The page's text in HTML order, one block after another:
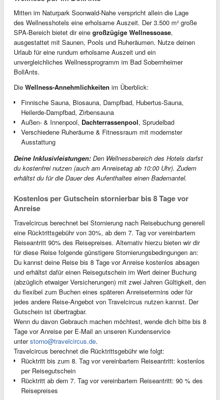
Mitten im Naturpark Soonwald-Nahe verspricht allein die Lage
des Wellnesshotels eine erholsame Auszeit. Der 3.500 m² große
SPA-Bereich bietet dir eine großzügige Wellnessoase,
ausgestattet mit Saunen, Pools und Ruheräumen. Nutze deinen
Urlaub für eine rundum erholsame Auszeit und ein
unvergleichliches Wellnessprogramm im Bad Sobernheimer
BollAnts.
Die Wellness-Annehmlichkeiten im Überblick:
Finnische Sauna, Biosauna, Dampfbad, Hubertus-Sauna,
Heilerde-Dampfbad, Zirbensauna
Außen- & Innenpool, Dachterrassenpool, Sprudelbad
Verschiedene Ruheräume & Fitnessraum mit modernster
Ausstattung
Deine Inklusivleistungen: Den Wellnessbereich des Hotels darfst
du kostenfrei nutzen (auch am Anreisetag ab 10:00 Uhr). Zudem
erhältst du für die Dauer des Aufenthaltes einen Bademantel.
Kostenlos per Gutschein stornierbar bis 8 Tage vor
Anreise
Travelcircus berechnet bei Stornierung nach Reisebuchung generell
eine Rücktrittsgebühr von 30%, ab dem 7. Tag vor vereinbartem
Reiseantritt 90% des Reisepreises. Alternativ hierzu bieten wir dir
für diese Reise folgende günstigere Stornierungsbedingungen an:
Du kannst deine Reise bis 8 Tage vor Anreise kostenlos absagen
und erhältst dafür einen Reisegutschein im Wert deiner Buchung
(abzüglich etwaiger Versicherungen) mit zwei Jahren Gültigkeit, den
du flexibel zum Buchen eines späteren Anreisetermins oder für
jedes andere Reise-Angebot von Travelcircus nutzen kannst. Der
Gutschein ist übertragbar.
Wenn du davon Gebrauch machen möchtest, wende dich bitte bis 8
Tage vor Anreise per E-Mail an unseren Kundenservice
unterstorno@travelcircus.de.
Travelcircus berechnet die Rücktrittsgebühr wie folgt:
Rücktritt bis zum 8. Tag vor vereinbartem Reiseantritt: kostenlos
per Reisegutschein
Rücktritt ab dem 7. Tag vor vereinbartem Reiseantritt: 90 % des
Reisepreises